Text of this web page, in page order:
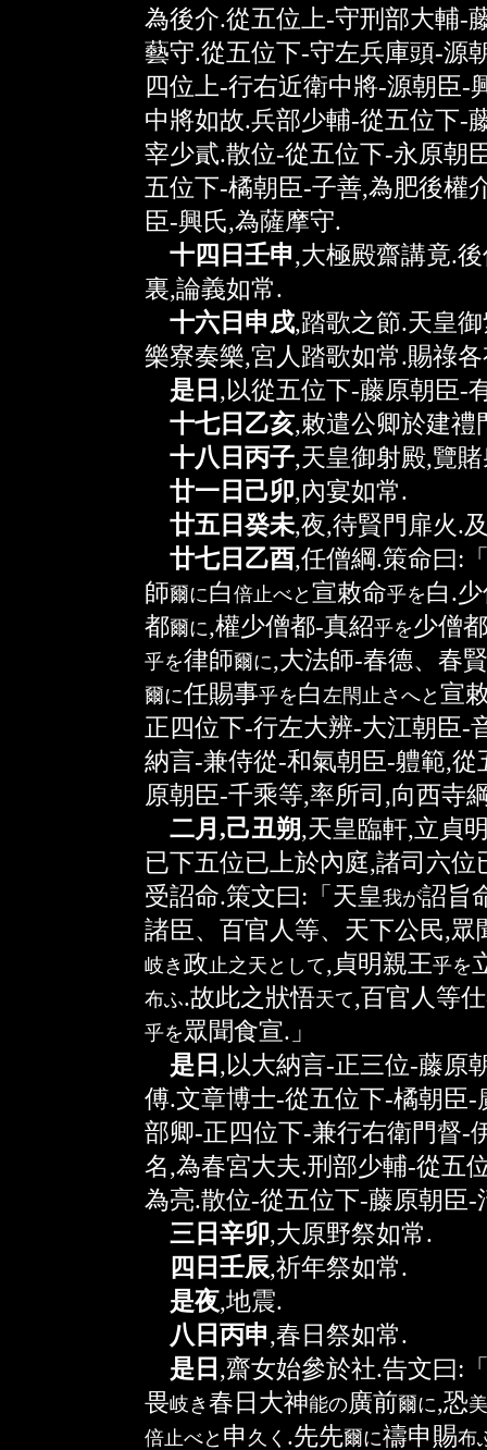
為後介.從五位上-守刑部大輔-
藝守.從五位下-守左兵庫頭-源
四位上-行右近衛中將-源朝臣-
中將如故.兵部少輔-從五位下-
宰少貳.散位-從五位下-永原朝
五位下-橘朝臣-子善,為肥後權
臣-興氏,為薩摩守.
十四日壬申,大極殿齋講竟.
裏,論義如常.
十六日申戌,踏歌之節.天皇
樂寮奏樂,宮人踏歌如常.賜祿
是日 ,以從五位下-藤原朝臣-
十七日乙亥,敕遣公卿於建禮
十八日丙子,天皇御射殿,覽
廿一日己卯,內宴如常.
廿五日癸未,夜,待賢門扉火.
廿七日乙酉,任僧綱.策命曰:
師爾に白 倍止べと 宣敕命乎を白.
都爾に,權少僧都-真紹乎を少僧都
乎を律師爾に,大法師-春德、春
爾に任賜事乎を白 左閇止さへと 宣
正四位下-行左大辨-大江朝臣-
納言-兼侍從-和氣朝臣-軆範,
原朝臣-千乘等,率所司,向西寺
二月,己丑朔,天皇臨軒,立貞
已下五位已上於內庭,諸司六位
受詔命.策文曰:「天皇我が詔旨
諸臣、百官人等、天下公民,眾
岐き 政止之天 として,貞明親王乎を
布ふ.故此之狀悟天て,百官人等
乎を 眾聞食宣.」
是日 ,以大納言-正三位-藤原
傅.文章博士-從五位下-橘朝臣-
部卿-正四位下-兼行右衛門督-
名,為春宮大夫.刑部少輔-從五
為亮.散位-從五位下-藤原朝臣-
三日辛卯,大原野祭如常.
四日壬辰,祈年祭如常.
是夜,地震.
八日丙申,春日祭如常.
是日 ,齋女始參於社.告文曰:
畏岐き 春日大神能の廣前爾に,恐美
倍止べと 申 久 く .先先爾に禱申賜布